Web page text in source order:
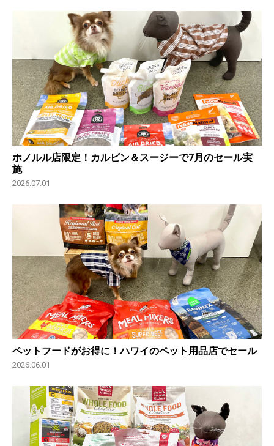
ホノルル店限定！カルビン＆スージーで7月のセール実
施
2026.07.01
ペットフードがお得に！ハワイのペット用品店でセール
2026.06.01